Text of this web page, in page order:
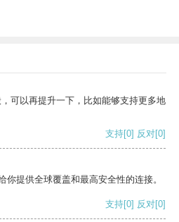
可以再提升一下，比如能够支持更多地
支持[0] 反对[0]
提供全球覆盖和最高安全性的连接。
支持[0] 反对[0]